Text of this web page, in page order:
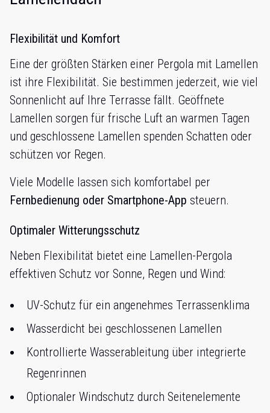
Flexibilität und Komfort
Eine der größten Stärken einer Pergola mit Lamellen
ist ihre Flexibilität. Sie bestimmen jederzeit, wie viel
Sonnenlicht auf Ihre Terrasse fällt. Geöffnete
Lamellen sorgen für frische Luft an warmen Tagen
und geschlossene Lamellen spenden Schatten oder
schützen vor Regen.
Viele Modelle lassen sich komfortabel per
Fernbedienung oder Smartphone-App steuern.
Optimaler Witterungsschutz
Neben Flexibilität bietet eine Lamellen-Pergola
effektiven Schutz vor Sonne, Regen und Wind:
UV-Schutz für ein angenehmes Terrassenklima
Wasserdicht bei geschlossenen Lamellen
Kontrollierte Wasserableitung über integrierte
Regenrinnen
Optionaler Windschutz durch Seitenelemente